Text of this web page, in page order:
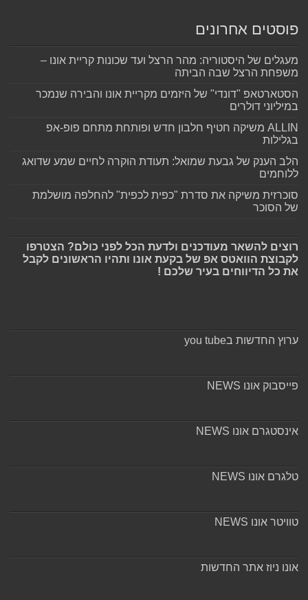
פוסטים אחרונים
מעגלים של היסטוריה: מהר הרצל ועד שכונות קריית אונו –
משפחת הרצל שבה הביתה
הסטארטאפ "דונדי" של היזמים מקריית אונו והבירה שנמכר
במיליוני דולרים
ALLIN משיקה חטיף חלבון חדש ופותחת מתחם פופ-אפ
בגלילות
הלב הענק של גבעת שמואל: תעודת הוקרה לחיים שמע שדואג
ללוחמים
סוכרזית משיקה את סדרת "כפית לכפית" להחלפה מושלמת
של הסוכר
רוצים להשאר מעודכנים ולדעת הכל לפני כולם? הצטרפו
לקבוצת הוואטס אפ של בקעת אונו ותהיו הראשונים לקבל
את כל הדיווחים בעיר שלכם !
ערוץ החדשות בyou tube
פייסבוק אונו NEWS
אינסטגרם אונו NEWS
טלגרם אונו NEWS
טוויטר אונו NEWS
אונו ניוז אתר החדשות